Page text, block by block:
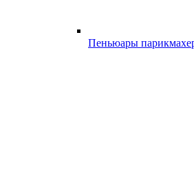
Пеньюары